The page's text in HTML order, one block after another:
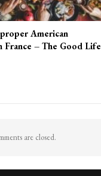
American
France – The Good Life
are closed.